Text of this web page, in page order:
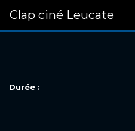
Clap ciné Leucate
Durée :